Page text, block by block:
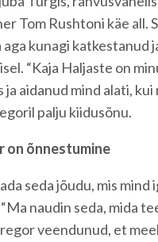
Tom Rushtoni käe all.
aga kunagi katkestanud
“Kaja Haljaste on
aidanud mind alati, kui
palju kiidusõnu.
on õnnestumine
seda jõudu, mis
naudin seda, mida
veendunud, et